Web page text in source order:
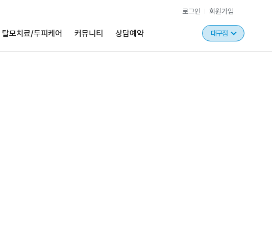
로그인 회원가입
탈모치료/두피케어 커뮤니티 상담예약 대구점